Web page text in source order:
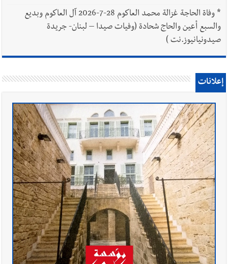
*
وفاة الحاجة غزالة محمد العاكوم 28-7-2026 آل العاكوم وبديع
والسبع أعين والحاج شحادة (وفيات صيدا – لبنان- جريدة
صيدونيانيوز.نت )
إعلانات